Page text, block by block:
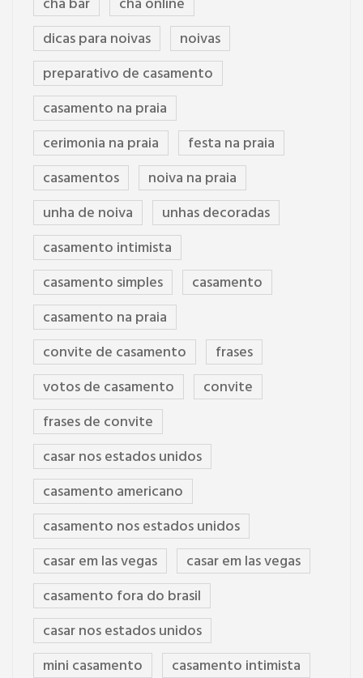
dicas para noivas
noivas
preparativo de casamento
casamento na praia
cerimonia na praia
festa na praia
casamentos
noiva na praia
unha de noiva
unhas decoradas
casamento intimista
casamento simples
casamento
casamento na praia
convite de casamento
frases
votos de casamento
convite
frases de convite
casar nos estados unidos
casamento americano
casamento nos estados unidos
casar em las vegas
casar em las vegas
casamento fora do brasil
casar nos estados unidos
mini casamento
casamento intimista